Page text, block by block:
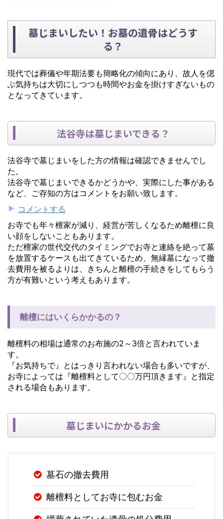
墓じまいしたい！お墓の遺骨はどうす
る？
現代では葬儀や年期法要も簡略化の傾向にあり、故人を偲
ぶ気持ちは大切にしつつも時間やお金を掛けすぎないもの
となってきています。
法谷寺は墓じまいできる？
法谷寺で墓じまいをした方の情報は確認できませんでし
た。
法谷寺で墓じまいできるかどうかや、実際にした事がある
など、ご存知の方はコメントをお願い致します。
コメントする
お寺でも年々檀家が減り、経営が苦しくなるため離檀に良
い顔をしないこともあります。
ただ檀家の世代交代のタイミングでお寺と連絡を絶って墓
を放置するケースも出てきているため、無縁墓になって撤
去費用を被るよりは、きちんと離檀の手続きをしてもらう
方が有難いという考えもあります。
離檀にはいくらかかるの？
離檀料の相場は通常のお布施の2～3倍と言われていま
す。
『お気持ちで』とはっきり言われない場合も多いですが、
お寺によっては『離檀料として〇〇万円頂きます』と指定
される場合もあります。
墓じまいにかかるお金
墓石の撤去費用
離檀料としてお寺に包むお金